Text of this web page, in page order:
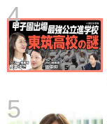
4
5